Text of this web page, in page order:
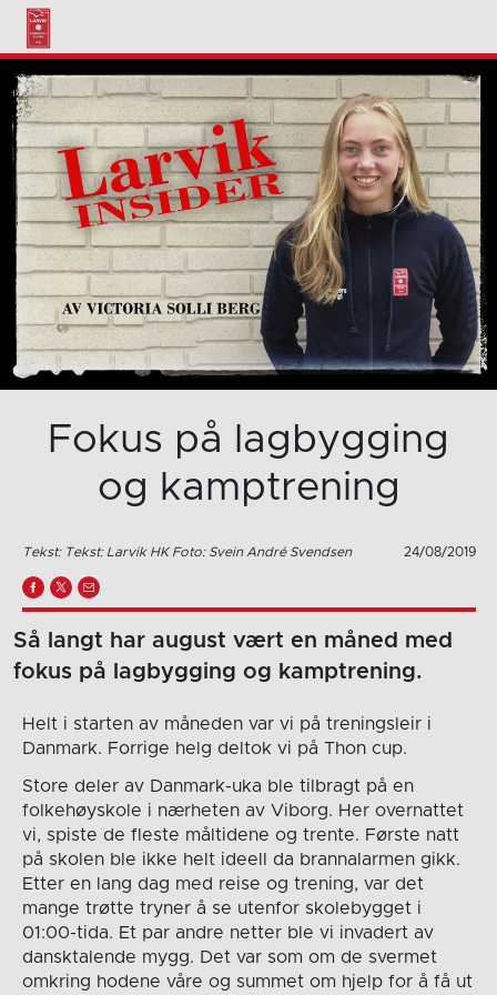
Fokus på lagbygging
og kamptrening
Tekst: Tekst: Larvik HK Foto: Svein André Svendsen 24/08/2019
Så langt har august vært en måned med
fokus på lagbygging og kamptrening.
Helt i starten av måneden var vi på treningsleir i
Danmark. Forrige helg deltok vi på Thon cup.
Store deler av Danmark-uka ble tilbragt på en
folkehøyskole i nærheten av Viborg. Her overnattet
vi, spiste de fleste måltidene og trente. Første natt
på skolen ble ikke helt ideell da brannalarmen gikk.
Etter en lang dag med reise og trening, var det
mange trøtte tryner å se utenfor skolebygget i
01:00-tida. Et par andre netter ble vi invadert av
dansktalende mygg. Det var som om de svermet
omkring hodene våre og summet om hjelp for å få ut